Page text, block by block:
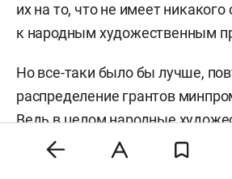
их на то, что не имеет
к народным художественным
Но все-таки было бы лучше,
распределение грантов
Ведь в целом народные
промыслы подчиняются